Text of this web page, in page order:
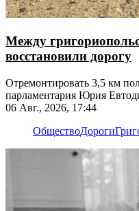
Между
восстановили дорогу
Отремонтировать 3,5 км
парламентария Юрия
жителей
06 Авг., 2026, 17:44
ОбществоДороги